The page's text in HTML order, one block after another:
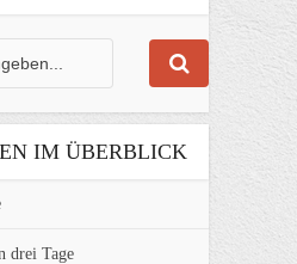
IM ÜBERBLICK
drei Tage